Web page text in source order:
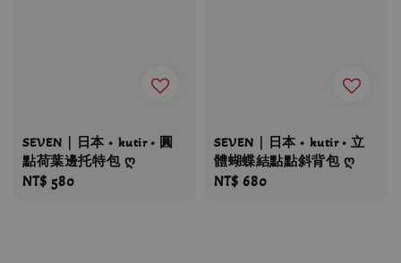
SEVEN｜日本 • kutir • 圓
點荷葉邊托特包 ღ
Regular
NT$ 580
SEVEN｜日本 • kutir • 立
體蝴蝶結點點斜背包 ღ
Regular
NT$ 680